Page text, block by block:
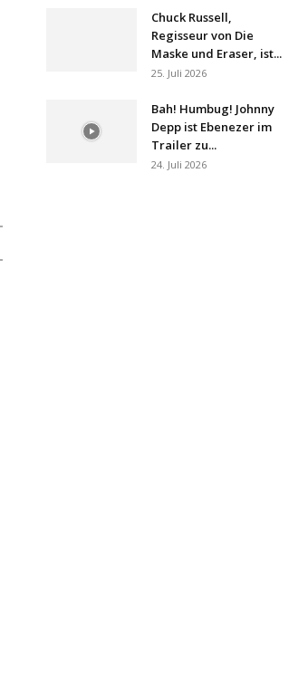
Chuck Russell,
Regisseur von Die
Maske und Eraser, ist...
25. Juli 2026
Bah! Humbug! Johnny
Depp ist Ebenezer im
Trailer zu...
24. Juli 2026